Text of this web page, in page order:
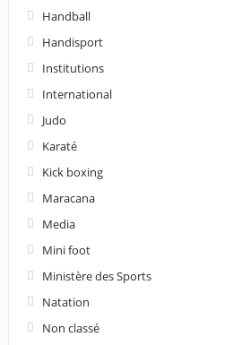
Handball
Handisport
Institutions
International
Judo
Karaté
Kick boxing
Maracana
Media
Mini foot
Ministère des Sports
Natation
Non classé